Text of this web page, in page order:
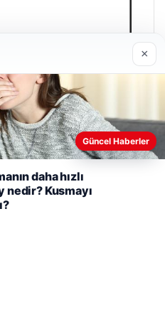
amacıyla çerezler
×
Güncel Haberler
daha hızlı
nedir? Kusmayı